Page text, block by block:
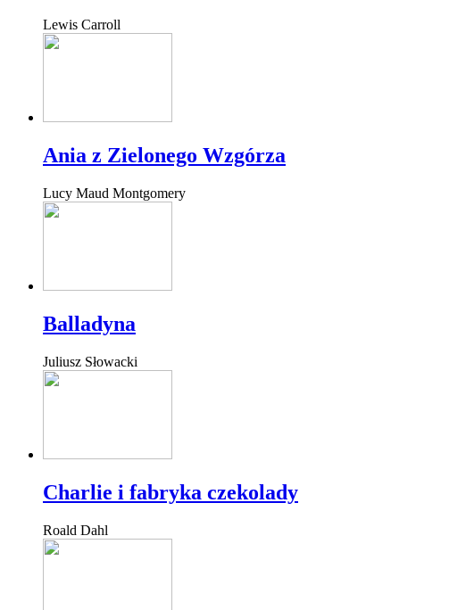
Lewis Carroll
Ania z Zielonego Wzgórza
Lucy Maud Montgomery
Balladyna
Juliusz Słowacki
Charlie i fabryka czekolady
Roald Dahl